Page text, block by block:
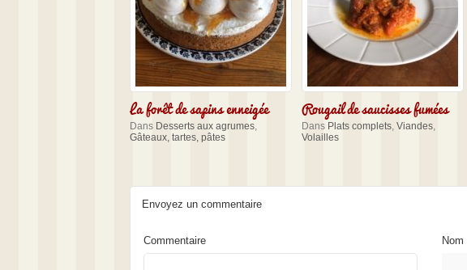
La forêt de sapins enneigée
Dans Desserts aux agrumes,
Gâteaux, tartes, pâtes
Rougail de saucisses fumées
Dans Plats complets, Viandes,
Volailles
Envoyez un commentaire
Nom
Commentaire